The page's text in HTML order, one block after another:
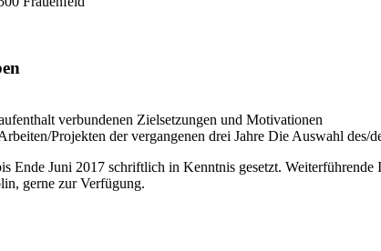
verbundenen Zielsetzungen und Motivationen
Projekten der vergangenen drei Jahre Die Auswahl des/
Ende Juni 2017 schriftlich in Kenntnis gesetzt.
gerne zur Verfügung.